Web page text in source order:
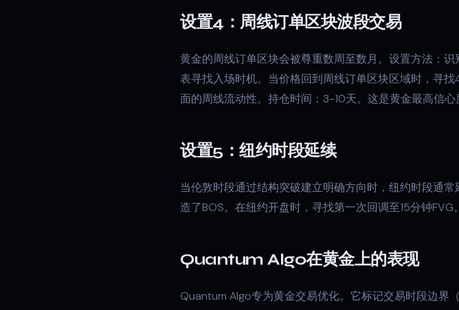
设置4：周线订单区块波段交易
黄金的周线订单区块会被尊重数周至数月。设置方法：
表寻找入场时机。当价格回到周线订单区块区域时，寻
面的周线流动性。持仓时间：3-10天。这是黄金最高信心
设置5：纽约时段延续
当伦敦时段通过结构突破建立明确方向时，纽约时段通
造了BOS。在纽约开盘时，寻找第一次回调至15分钟FVG
Quantum Algo在黄金上的表现
Quantum Algo专为黄金交易优化。它标记交易时段边界